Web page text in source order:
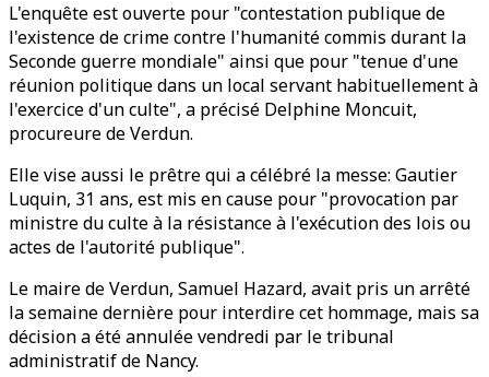
L'enquête est ouverte pour "contestation publique de
l'existence de crime contre l'humanité commis durant la
Seconde guerre mondiale" ainsi que pour "tenue d'une
réunion politique dans un local servant habituellement à
l'exercice d'un culte", a précisé Delphine Moncuit,
procureure de Verdun.
Elle vise aussi le prêtre qui a célébré la messe: Gautier
Luquin, 31 ans, est mis en cause pour "provocation par
ministre du culte à la résistance à l'exécution des lois ou
actes de l'autorité publique".
Le maire de Verdun, Samuel Hazard, avait pris un arrêté
la semaine dernière pour interdire cet hommage, mais sa
décision a été annulée vendredi par le tribunal
administratif de Nancy.